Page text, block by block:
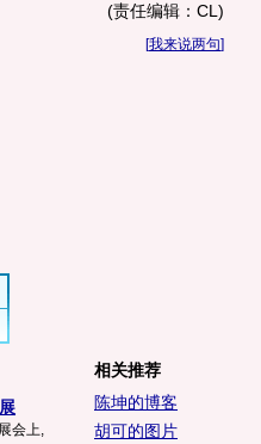
(责任编辑：CL)
[我来说两句]
会上,
相关推荐
陈坤的博客
胡可的图片